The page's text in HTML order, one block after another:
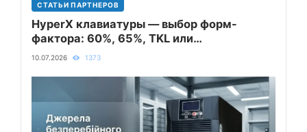
СТАТЬИ ПАРТНЕРОВ
HyperX клавиатуры — выбор форм-
фактора: 60%, 65%, TKL или
полноразмерная
10.07.2026 1373